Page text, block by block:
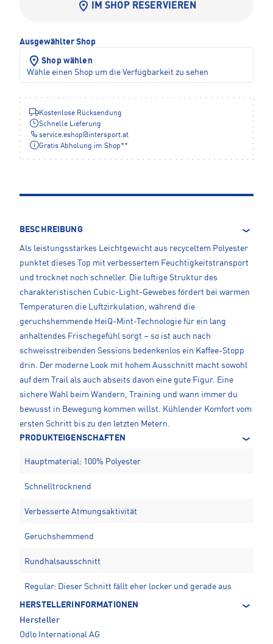
IM SHOP RESERVIEREN
Ausgewählter Shop
Shop wählen
Wähle einen Shop um die Verfügbarkeit zu sehen
Kostenlose Rücksendung
Schnelle Lieferung
service.eshop@intersport.at
Gratis Abholung im Shop**
BESCHREIBUNG
Als leistungsstarkes Leichtgewicht aus recyceltem Polyester
punktet dieses Top mit verbessertem Feuchtigkeitstransport
und trocknet noch schneller. Die luftige Struktur des
charakteristischen Cubic-Light-Gewebes fördert bei warmen
Temperaturen die Luftzirkulation, während die
geruchshemmende HeiQ-Mint-Technologie für ein lang
anhaltendes Frischegefühl sorgt – so ist auch nach
schweisstreibenden Sessions bedenkenlos ein Kaffee-Stopp
drin. Der moderne Look mit hohem Ausschnitt macht sowohl
auf dem Trail als auch abseits davon eine gute Figur. Eine
sichere Wahl beim Wandern, Training und wann immer du
bewusst in Bewegung kommen willst. Kühlender Komfort vom
ersten Schritt bis zu den letzten Metern.
PRODUKTEIGENSCHAFTEN
Hauptmaterial: 100% Polyester
Schnelltrocknend
Verbesserte Atmungsaktivität
Geruchshemmend
Rundhalsausschnitt
Regular: Dieser Schnitt fällt eher locker und gerade aus
HERSTELLERINFORMATIONEN
Hersteller
Odlo International AG